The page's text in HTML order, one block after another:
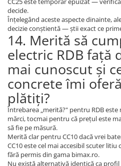
decide.
Înțelegând aceste aspecte dinainte,
decizie conștientă — știi exact ce
14. Merită să
electric RDB față
mai cunoscut și
concrete îmi
plătiți?
Întrebarea „merită?" pentru RDB
mărci, tocmai pentru că prețul este
să fie pe măsură.
Merită clar pentru CC10 dacă vrei
CC10 este cel mai accesibil scuter
fără permis din gama bimax.ro.
Nu există alternativă identică ca